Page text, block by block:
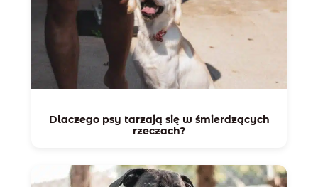
Dlaczego psy tarzają się w śmierdzących
rzeczach?